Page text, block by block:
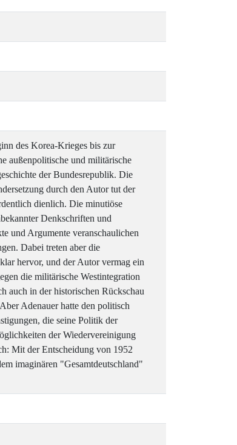
des Korea-Krieges bis zur
außenpolitische und militärische
der Bundesrepublik. Die
durch den Autor tut der
dienlich. Die minutiöse
Denkschriften und
und Argumente veranschaulichen
Dabei treten aber die
hervor, und der Autor vermag ein
die militärische Westintegration
auch in der historischen Rückschau
Adenauer hatte den politisch
die seine Politik der
der Wiedervereinigung
Mit der Entscheidung von 1952
imaginären "Gesamtdeutschland"